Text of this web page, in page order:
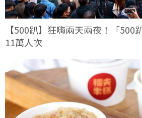
【500趴】狂嗨兩天兩夜！「500
11萬人次